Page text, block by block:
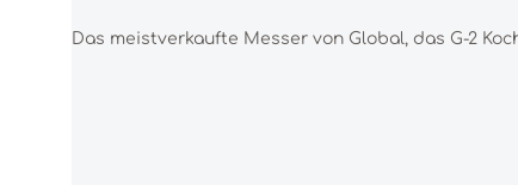
Das meistverkaufte Messer von Global, das G-2